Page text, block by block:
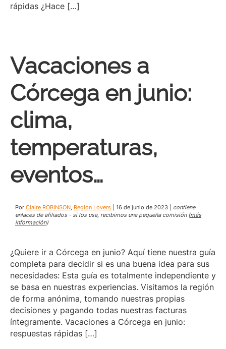
rápidas ¿Hace […]
Vacaciones a
Córcega en junio:
clima,
temperaturas,
eventos…
Por Claire ROBINSON Region Lovers 16 de junio de 2023
contiene
enlaces de afiliados - si los usa, recibimos una pequeña comisión (más
información)
¿Quiere ir a Córcega en junio? Aquí tiene nuestra guía
completa para decidir si es una buena idea para sus
necesidades: Esta guía es totalmente independiente y
se basa en nuestras experiencias. Visitamos la región
de forma anónima, tomando nuestras propias
decisiones y pagando todas nuestras facturas
íntegramente. Vacaciones a Córcega en junio:
respuestas rápidas […]